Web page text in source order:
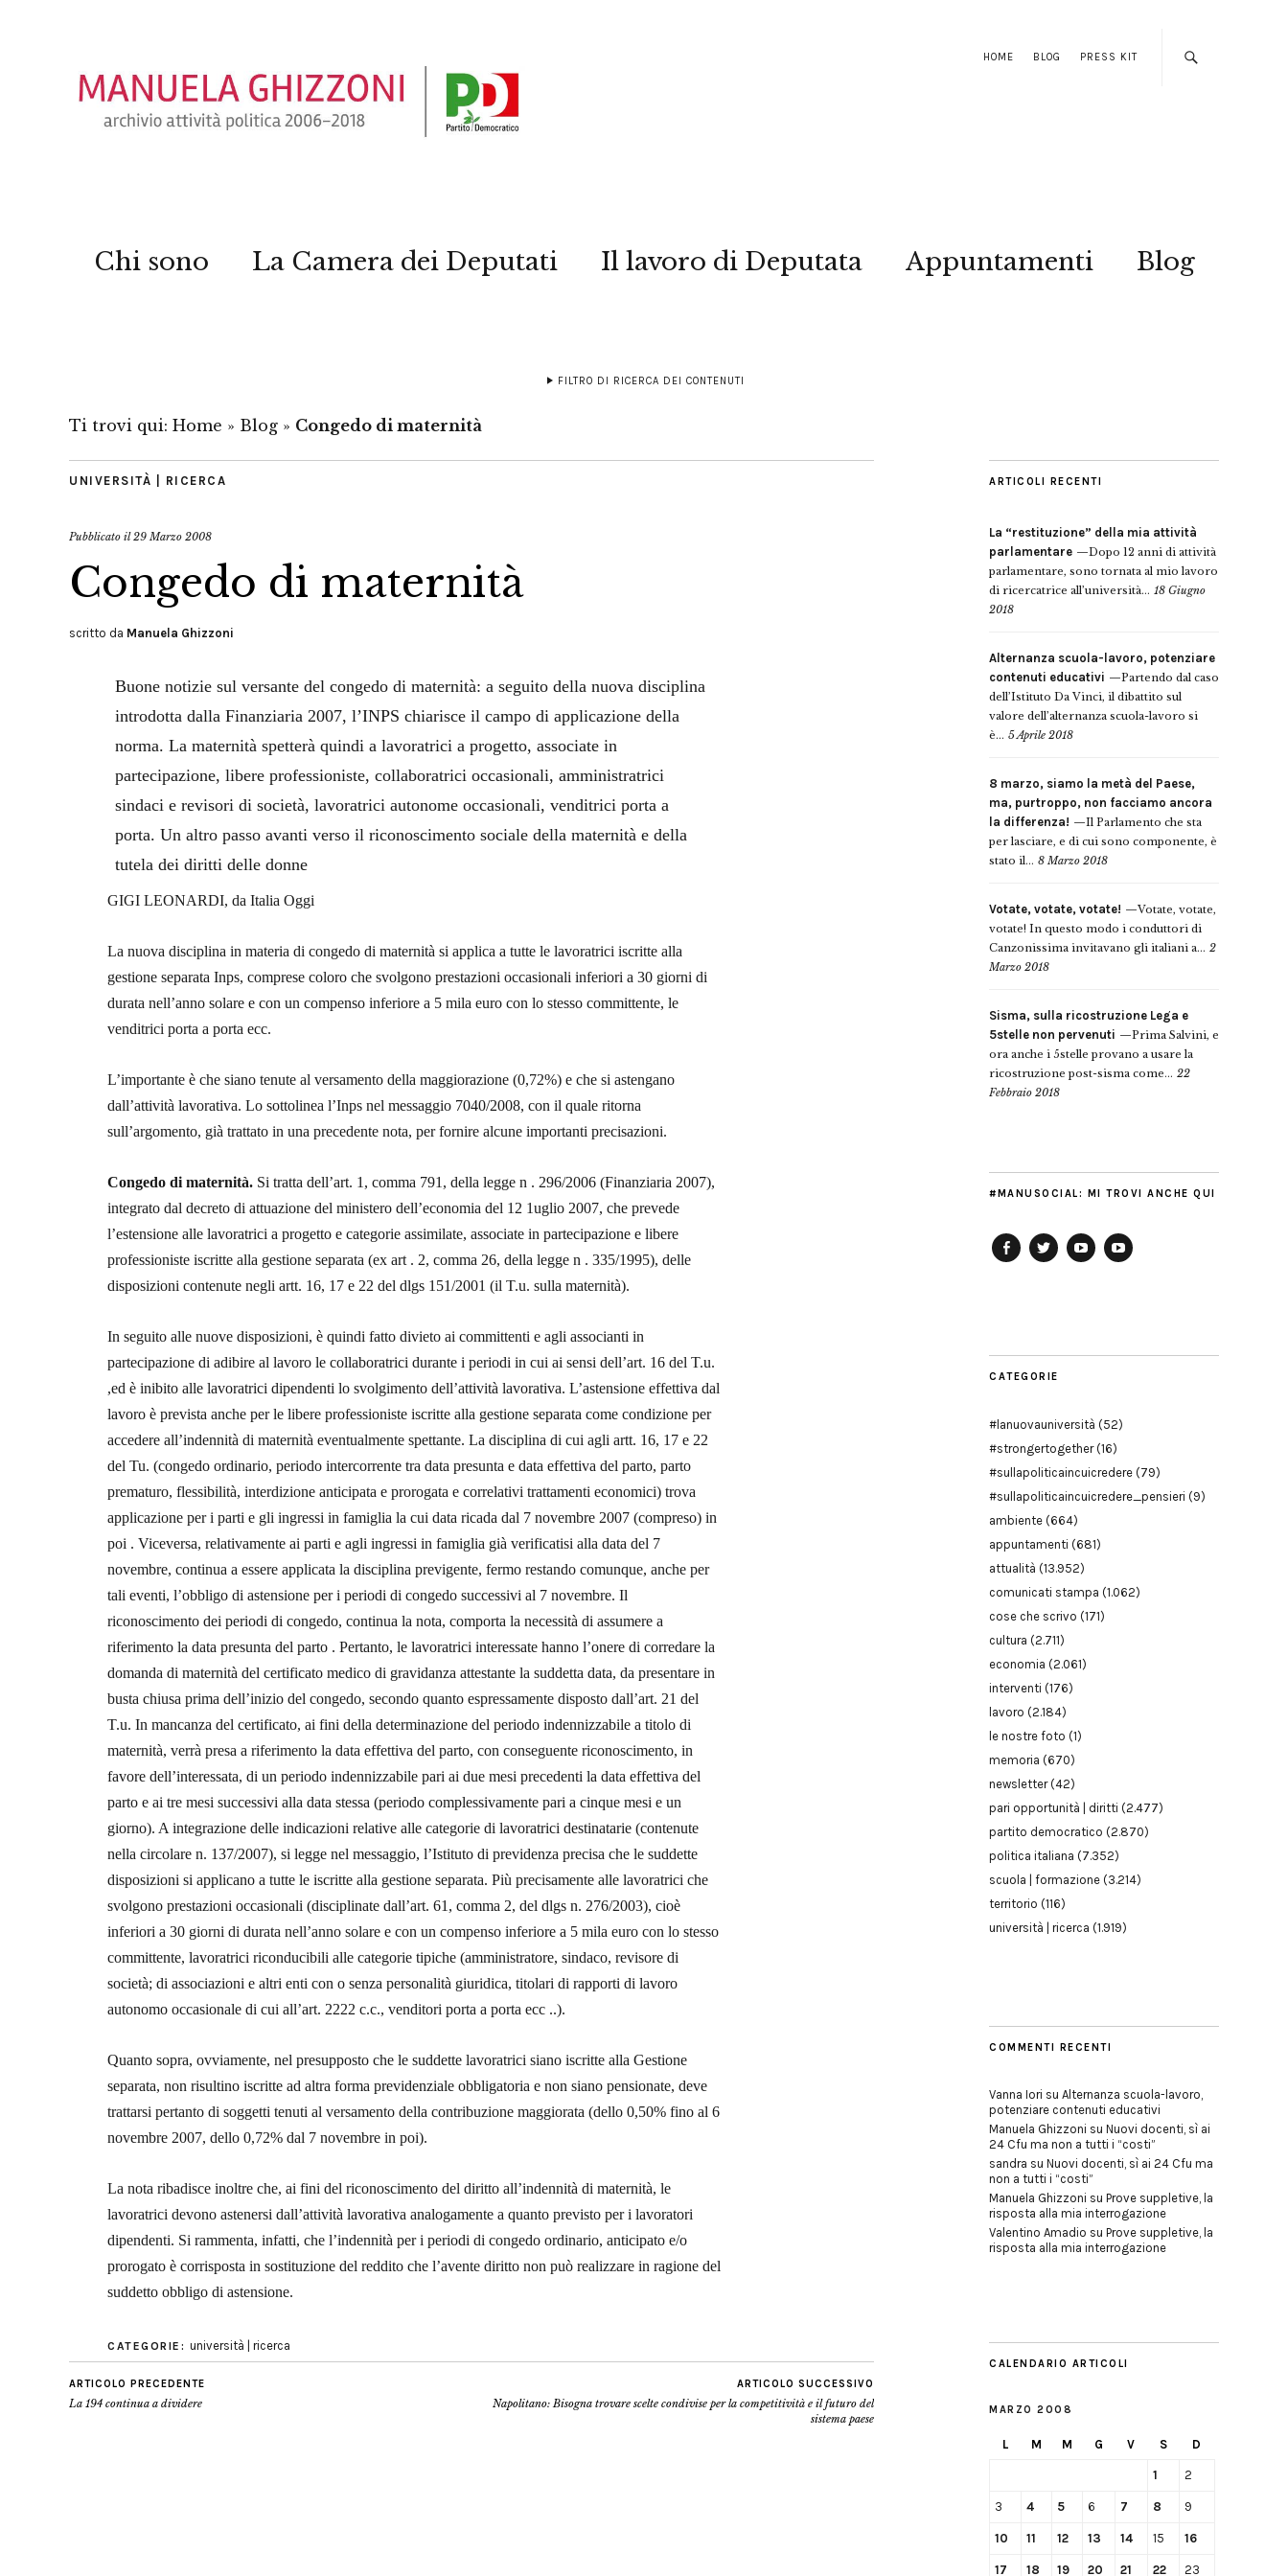
HOME BLOG PRESS KIT
Chi sono La Camera dei Deputati Il lavoro di Deputata Appuntamenti Blog
FILTRO DI RICERCA DEI CONTENUTI
Ti trovi qui: Home » Blog » Congedo di maternità
UNIVERSITÀ | RICERCA
Pubblicato il29 Marzo 2008
Congedo di maternità
scritto da Manuela Ghizzoni
Buone notizie sul versante del congedo di maternità: a seguito della nuova disciplina
introdotta dalla Finanziaria 2007, l’INPS chiarisce il campo di applicazione della
norma. La maternità spetterà quindi a lavoratrici a progetto, associate in
partecipazione, libere professioniste, collaboratrici occasionali, amministratrici
sindaci e revisori di società, lavoratrici autonome occasionali, venditrici porta a
porta. Un altro passo avanti verso il riconoscimento sociale della maternità e della
tutela dei diritti delle donne
GIGI LEONARDI, da Italia Oggi
La nuova disciplina in materia di congedo di maternità si applica a tutte le lavoratrici iscritte alla
gestione separata Inps, comprese coloro che svolgono prestazioni occasionali inferiori a 30 giorni di
durata nell’anno solare e con un compenso inferiore a 5 mila euro con lo stesso committente, le
venditrici porta a porta ecc.
L’importante è che siano tenute al versamento della maggiorazione (0,72%) e che si astengano
dall’attività lavorativa. Lo sottolinea l’Inps nel messaggio 7040/2008, con il quale ritorna
sull’argomento, già trattato in una precedente nota, per fornire alcune importanti precisazioni.
Congedo di maternità. Si tratta dell’art. 1, comma 791, della legge n . 296/2006 (Finanziaria 2007),
integrato dal decreto di attuazione del ministero dell’economia del 12 1uglio 2007, che prevede
l’estensione alle lavoratrici a progetto e categorie assimilate, associate in partecipazione e libere
professioniste iscritte alla gestione separata (ex art . 2, comma 26, della legge n . 335/1995), delle
disposizioni contenute negli artt. 16, 17 e 22 del dlgs 151/2001 (il T.u. sulla maternità).
In seguito alle nuove disposizioni, è quindi fatto divieto ai committenti e agli associanti in
partecipazione di adibire al lavoro le collaboratrici durante i periodi in cui ai sensi dell’art. 16 del T.u.
,ed è inibito alle lavoratrici dipendenti lo svolgimento dell’attività lavorativa. L’astensione effettiva dal
lavoro è prevista anche per le libere professioniste iscritte alla gestione separata come condizione per
accedere all’indennità di maternità eventualmente spettante. La disciplina di cui agli artt. 16, 17 e 22
del Tu. (congedo ordinario, periodo intercorrente tra data presunta e data effettiva del parto, parto
prematuro, flessibilità, interdizione anticipata e prorogata e correlativi trattamenti economici) trova
applicazione per i parti e gli ingressi in famiglia la cui data ricada dal 7 novembre 2007 (compreso) in
poi . Viceversa, relativamente ai parti e agli ingressi in famiglia già verificatisi alla data del 7
novembre, continua a essere applicata la disciplina previgente, fermo restando comunque, anche per
tali eventi, l’obbligo di astensione per i periodi di congedo successivi al 7 novembre. Il
riconoscimento dei periodi di congedo, continua la nota, comporta la necessità di assumere a
riferimento la data presunta del parto . Pertanto, le lavoratrici interessate hanno l’onere di corredare la
domanda di maternità del certificato medico di gravidanza attestante la suddetta data, da presentare in
busta chiusa prima dell’inizio del congedo, secondo quanto espressamente disposto dall’art. 21 del
T.u. In mancanza del certificato, ai fini della determinazione del periodo indennizzabile a titolo di
maternità, verrà presa a riferimento la data effettiva del parto, con conseguente riconoscimento, in
favore dell’interessata, di un periodo indennizzabile pari ai due mesi precedenti la data effettiva del
parto e ai tre mesi successivi alla data stessa (periodo complessivamente pari a cinque mesi e un
giorno). A integrazione delle indicazioni relative alle categorie di lavoratrici destinatarie (contenute
nella circolare n. 137/2007), si legge nel messaggio, l’Istituto di previdenza precisa che le suddette
disposizioni si applicano a tutte le iscritte alla gestione separata. Più precisamente alle lavoratrici che
svolgono prestazioni occasionali (disciplinate dall’art. 61, comma 2, del dlgs n. 276/2003), cioè
inferiori a 30 giorni di durata nell’anno solare e con un compenso inferiore a 5 mila euro con lo stesso
committente, lavoratrici riconducibili alle categorie tipiche (amministratore, sindaco, revisore di
società; di associazioni e altri enti con o senza personalità giuridica, titolari di rapporti di lavoro
autonomo occasionale di cui all’art. 2222 c.c., venditori porta a porta ecc ..).
Quanto sopra, ovviamente, nel presupposto che le suddette lavoratrici siano iscritte alla Gestione
separata, non risultino iscritte ad altra forma previdenziale obbligatoria e non siano pensionate, deve
trattarsi pertanto di soggetti tenuti al versamento della contribuzione maggiorata (dello 0,50% fino al 6
novembre 2007, dello 0,72% dal 7 novembre in poi).
La nota ribadisce inoltre che, ai fini del riconoscimento del diritto all’indennità di maternità, le
lavoratrici devono astenersi dall’attività lavorativa analogamente a quanto previsto per i lavoratori
dipendenti. Si rammenta, infatti, che l’indennità per i periodi di congedo ordinario, anticipato e/o
prorogato è corrisposta in sostituzione del reddito che l’avente diritto non può realizzare in ragione del
suddetto obbligo di astensione.
CATEGORIE: università | ricerca
ARTICOLO PRECEDENTE
La 194 continua a dividere
ARTICOLO SUCCESSIVO
Napolitano: Bisogna trovare scelte condivise per la competitività e il futuro del
sistema paese
ARTICOLI RECENTI
La “restituzione” della mia attività
parlamentare
Dopo 12 anni di attività
parlamentare, sono tornata al mio lavoro
di ricercatrice all’università... 18 Giugno
2018
Alternanza scuola-lavoro, potenziare
contenuti educativi
Partendo dal caso
dell’Istituto Da Vinci, il dibattito sul
valore dell’alternanza scuola-lavoro si
è... 5 Aprile 2018
8 marzo, siamo la metà del Paese,
ma, purtroppo, non facciamo ancora
la differenza!
Il Parlamento che sta
per lasciare, e di cui sono componente, è
stato il... 8 Marzo 2018
Votate, votate, votate!
Votate, votate,
votate! In questo modo i conduttori di
Canzonissima invitavano gli italiani a... 2
Marzo 2018
Sisma, sulla ricostruzione Lega e
5stelle non pervenuti
Prima Salvini, e
ora anche i 5stelle provano a usare la
ricostruzione post-sisma come... 22
Febbraio 2018
#MANUSOCIAL: MI TROVI ANCHE QUI
CATEGORIE
#lanuovauniversità (52)
#strongertogether(16)
#sullapoliticaincuicredere (79)
#sullapoliticaincuicredere_pensieri (9)
ambiente (664)
appuntamenti (681)
attualità (13.952)
comunicati stampa (1.062)
cose che scrivo (171)
cultura (2.711)
economia (2.061)
interventi (176)
lavoro (2.184)
le nostre foto (1)
memoria (670)
newsletter(42)
pari opportunità | diritti (2.477)
partito democratico (2.870)
politica italiana (7.352)
scuola | formazione (3.214)
territorio (116)
università | ricerca (1.919)
COMMENTI RECENTI
Vanna Iori su Alternanza scuola-lavoro,
potenziare contenuti educativi
Manuela Ghizzoni su Nuovi docenti, sì ai
24 Cfu ma non a tutti i “costi”
sandra su Nuovi docenti, sì ai 24 Cfu ma
non a tutti i “costi”
Manuela Ghizzoni su Prove suppletive, la
risposta alla mia interrogazione
Valentino Amadio su Prove suppletive, la
risposta alla mia interrogazione
CALENDARIO ARTICOLI
MARZO 2008
L M M G V S D
1 2
3 4 5 6 7 8 9
10 11 12 13 14 15 16
17 18 19 20 21 22 23